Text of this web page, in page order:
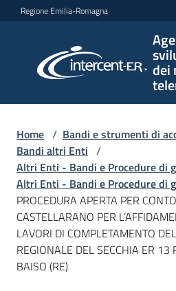
Vai al contenuto
Vai alla navigazione
Vai al footer
Regione Emilia-Romagna
dei
per lo
sviluppo
telematici
L'Agenzia
Bandi
e
Home / Bandi e strumenti di
Bandi altri Enti /
Altri Enti - Bandi e Procedure di
Altri Enti - Bandi e Procedure di
PROCEDURA APERTA PER
CASTELLARANO PER
LAVORI DI COMPLETAMENTO
REGIONALE DEL SECCHIA ER 13
BAISO (RE)